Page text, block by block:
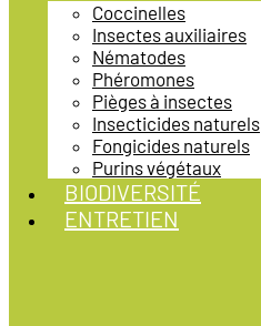
Coccinelles
Insectes auxiliaires
Nématodes
Phéromones
Pièges à insectes
Insecticides naturels
Fongicides naturels
Purins végétaux
BIODIVERSITÉ
ENTRETIEN